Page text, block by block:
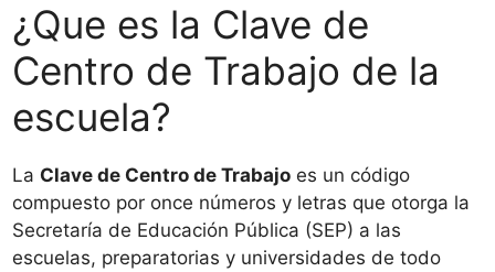
¿Que es la Clave de
Centro de Trabajo de la
escuela?
La Clave de Centro de Trabajo es un código
compuesto por once números y letras que otorga la
Secretaría de Educación Pública (SEP) a las
escuelas, preparatorias y universidades de todo